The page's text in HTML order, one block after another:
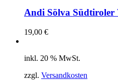
Andi Sölva Südtiroler
19,00 €
inkl. 20 % MwSt.
zzgl. Versandkosten